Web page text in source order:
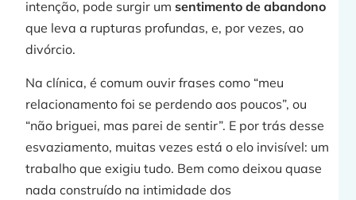
intenção, pode surgir umsentimento de abandono
que leva a rupturas profundas, e, por vezes, ao
divórcio.
Na clínica, é comum ouvir frases como “meu
relacionamento foi se perdendo aos poucos”, ou
“não briguei, mas parei de sentir”. E por trás desse
esvaziamento, muitas vezes está o elo invisível: um
trabalho que exigiu tudo. Bem como deixou quase
nada construído na intimidade dos